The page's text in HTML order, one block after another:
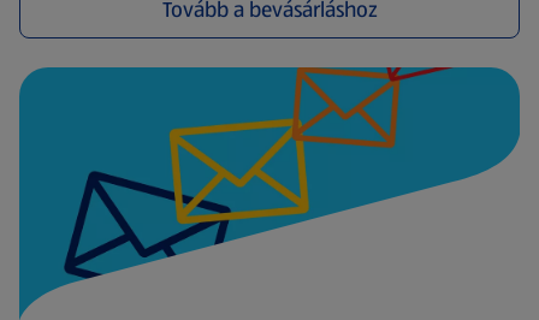
Tovább a bevásárláshoz
(új oldalon nyílik meg)